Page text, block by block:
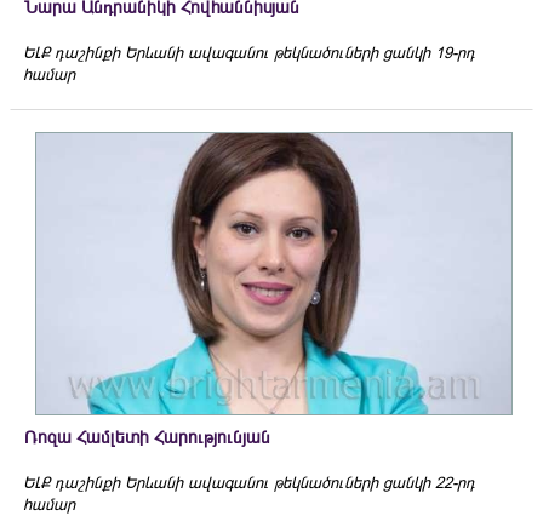
Նարա Անդրանիկի Հովհաննիսյան
ԵԼՔ դաշինքի Երևանի ավագանու թեկնածուների ցանկի 19-րդ
համար
Ռոզա Համլետի Հարությունյան
ԵԼՔ դաշինքի Երևանի ավագանու թեկնածուների ցանկի 22-րդ
համար